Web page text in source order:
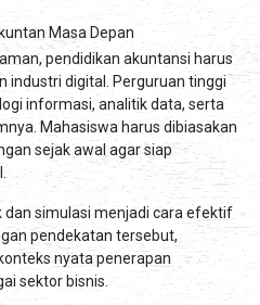
Masa Depan
pendidikan akuntansi harus
industri digital. Perguruan tinggi
informasi, analitik data, serta
Mahasiswa harus dibiasakan
sejak awal agar siap
dan simulasi menjadi cara efektif
pendekatan tersebut,
nyata penerapan
sektor bisnis.